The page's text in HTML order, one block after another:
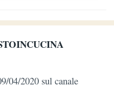
04/2020 sul canale